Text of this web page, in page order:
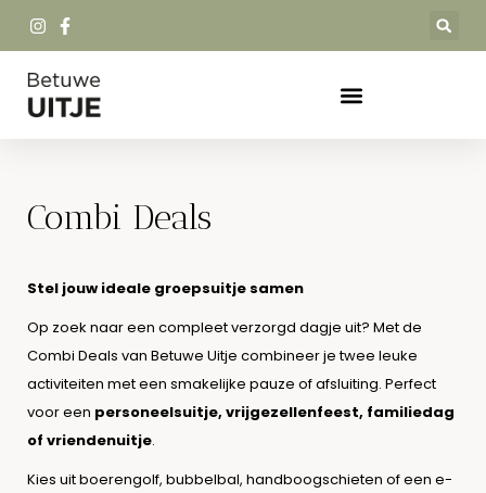
Combi Deals
Stel jouw ideale groepsuitje samen
Op zoek naar een compleet verzorgd dagje uit? Met de
Combi Deals van Betuwe Uitje combineer je twee leuke
activiteiten met een smakelijke pauze of afsluiting. Perfect
voor een personeelsuitje, vrijgezellenfeest, familiedag
of vriendenuitje.
Kies uit boerengolf, bubbelbal, handboogschieten of een e-